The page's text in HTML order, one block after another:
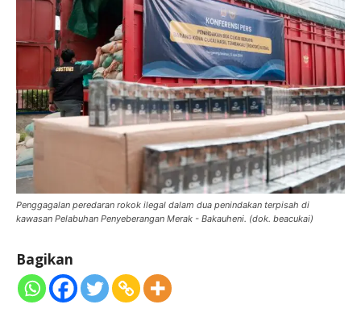
Penggagalan peredaran rokok ilegal dalam dua penindakan terpisah di
kawasan Pelabuhan Penyeberangan Merak - Bakauheni. (dok. beacukai)
Bagikan